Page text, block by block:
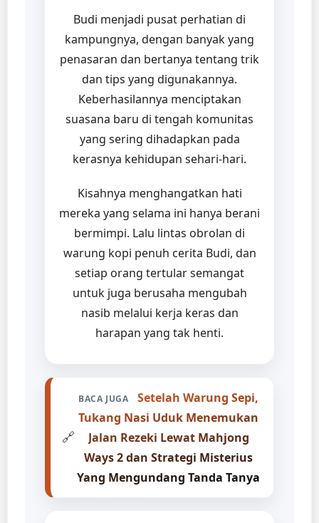
Budi menjadi pusat perhatian di
kampungnya, dengan banyak yang
penasaran dan bertanya tentang trik
dan tips yang digunakannya.
Keberhasilannya menciptakan
suasana baru di tengah komunitas
yang sering dihadapkan pada
kerasnya kehidupan sehari-hari.
Kisahnya menghangatkan hati
mereka yang selama ini hanya berani
bermimpi. Lalu lintas obrolan di
warung kopi penuh cerita Budi, dan
setiap orang tertular semangat
untuk juga berusaha mengubah
nasib melalui kerja keras dan
harapan yang tak henti.
🔗
BACA JUGA
Setelah Warung Sepi,
Tukang Nasi Uduk Menemukan
Jalan Rezeki Lewat Mahjong
Ways 2 dan Strategi Misterius
Yang Mengundang Tanda Tanya